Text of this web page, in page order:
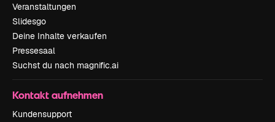
Veranstaltungen
Slidesgo
Deine Inhalte verkaufen
Pressesaal
Suchst du nach magnific.ai
Kontakt aufnehmen
Kundensupport